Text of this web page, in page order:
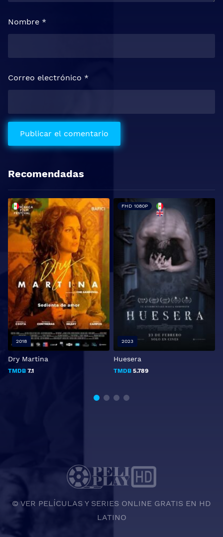
Nombre *
Correo electrónico *
Recomendadas
Dry Martina
TMDB 7.1
2018
Huesera
TMDB 5.789
FHD 1080P
2023
© VER PELÍCULAS Y SERIES ONLINE GRATIS EN HD
LATINO